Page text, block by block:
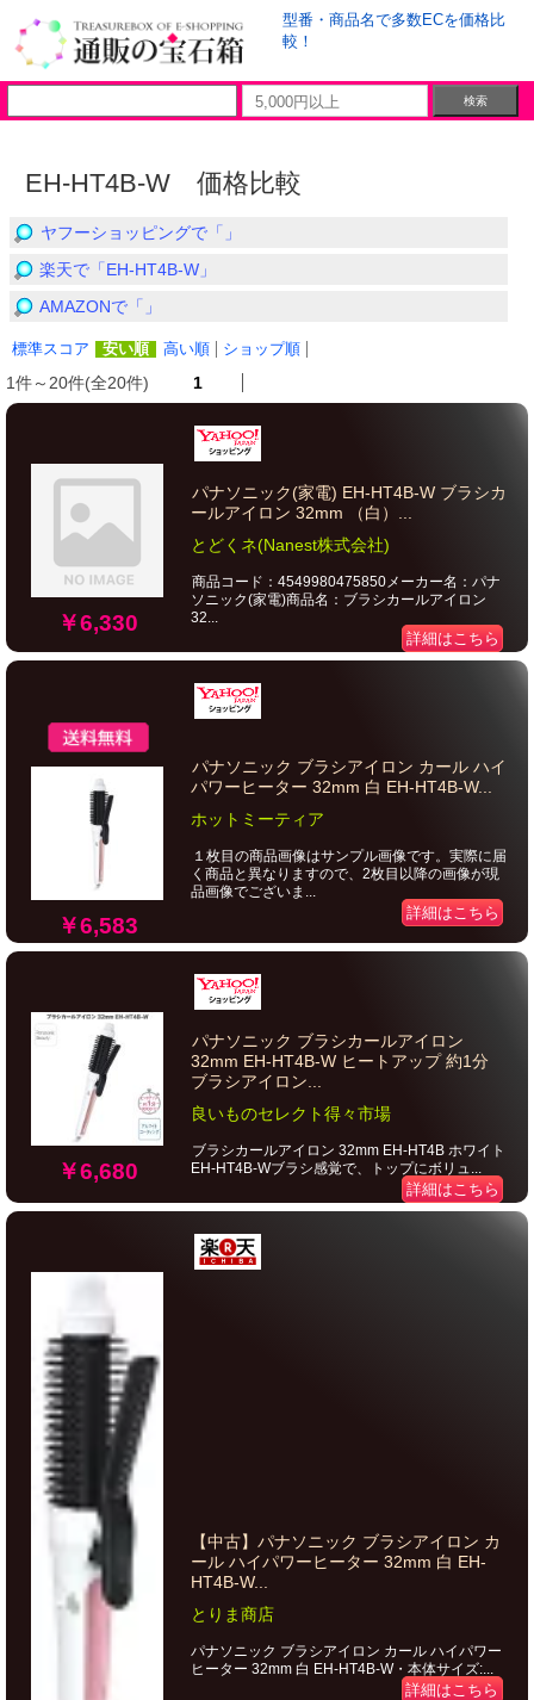
型番・商品名で多数ECを価格比
較！
EH-HT4B-W 価格比較
ヤフーショッピングで「」
楽天で「EH-HT4B-W」
AMAZONで「」
標準スコア 安い順 高い順 ショップ順
1件～20件(全20件) 1
￥6,330
パナソニック(家電) EH-HT4B-W ブラシカ
ールアイロン 32mm （白）...
とどくネ(Nanest株式会社)
商品コード：4549980475850メーカー名：パナ
ソニック(家電)商品名：ブラシカールアイロン
32...
詳細はこちら
￥6,583
パナソニック ブラシアイロン カール ハイ
パワーヒーター 32mm 白 EH-HT4B-W...
ホットミーティア
１枚目の商品画像はサンプル画像です。実際に届
く商品と異なりますので、2枚目以降の画像が現
品画像でございま...
詳細はこちら
￥6,680
パナソニック ブラシカールアイロン
32mm EH-HT4B-W ヒートアップ 約1分
ブラシアイロン...
良いものセレクト得々市場
ブラシカールアイロン 32mm EH-HT4B ホワイト
EH-HT4B-Wブラシ感覚で、トップにボリュ...
詳細はこちら
【中古】パナソニック ブラシアイロン カ
ール ハイパワーヒーター 32mm 白 EH-
HT4B-W...
とりま商店
パナソニック ブラシアイロン カール ハイパワー
ヒーター 32mm 白 EH-HT4B-W・本体サイズ:...
詳細はこちら